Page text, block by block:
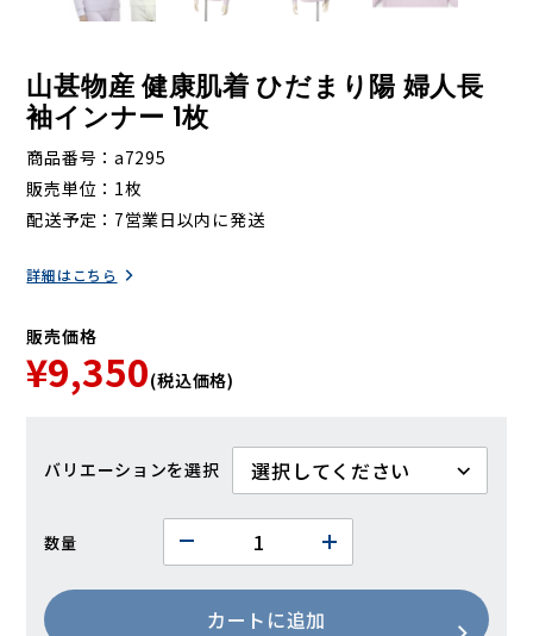
山甚物産 健康肌着 ひだまり陽 婦人長
袖インナー 1枚
商品番号
a7295
販売単位
1枚
配送予定
7営業日以内に発送
詳細はこちら
販売価格
¥9,350(税込価格)
バリエーション
数量
カートに追加